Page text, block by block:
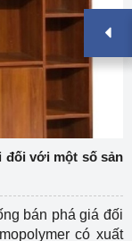
đối với một số sản
bán phá giá đối
có xuất